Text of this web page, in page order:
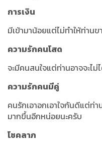
การเงิน
มีเข้ามาน้อยแต่ไม่ทำให้ท่าน
ความรักคนโสด
จะมีคนสนใจแต่ท่านอาจจะไม่
ความรักคนมีคู่
คนรักเอาอกเอาใจกันดีแต่ท่
มากขึ้นอีกหน่อยนะครับ
โชคลาภ